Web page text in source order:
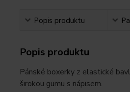
Popis produktu
Popis produktu
Pánské boxerky z elastické
širokou gumu s nápisem.